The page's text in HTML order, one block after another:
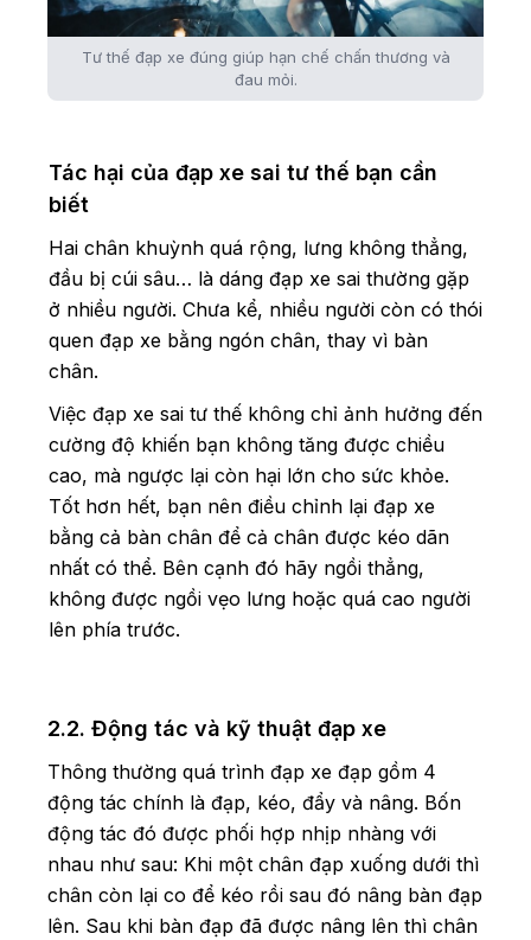
Tư thế đạp xe đúng giúp hạn chế chấn thương và
đau mỏi.
Tác hại của đạp xe sai tư thế bạn cần
biết
Hai chân khuỳnh quá rộng, lưng không thẳng,
đầu bị cúi sâu… là dáng đạp xe sai thường gặp
ở nhiều người. Chưa kể, nhiều người còn có thói
quen đạp xe bằng ngón chân, thay vì bàn
chân.
Việc đạp xe sai tư thế không chỉ ảnh hưởng đến
cường độ khiến bạn không tăng được chiều
cao, mà ngược lại còn hại lớn cho sức khỏe.
Tốt hơn hết, bạn nên điều chỉnh lại đạp xe
bằng cả bàn chân để cả chân được kéo dãn
nhất có thể. Bên cạnh đó hãy ngồi thẳng,
không được ngồi vẹo lưng hoặc quá cao người
lên phía trước.
2.2. Động tác và kỹ thuật đạp xe
Thông thường quá trình đạp xe đạp gồm 4
động tác chính là đạp, kéo, đẩy và nâng. Bốn
động tác đó được phối hợp nhịp nhàng với
nhau như sau: Khi một chân đạp xuống dưới thì
chân còn lại co để kéo rồi sau đó nâng bàn đạp
lên. Sau khi bàn đạp đã được nâng lên thì chân